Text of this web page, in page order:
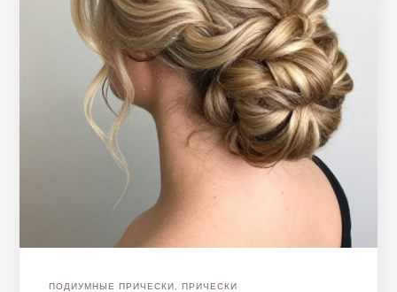
ПОДИУМНЫЕ ПРИЧЕСКИ ПРИЧЕСКИ